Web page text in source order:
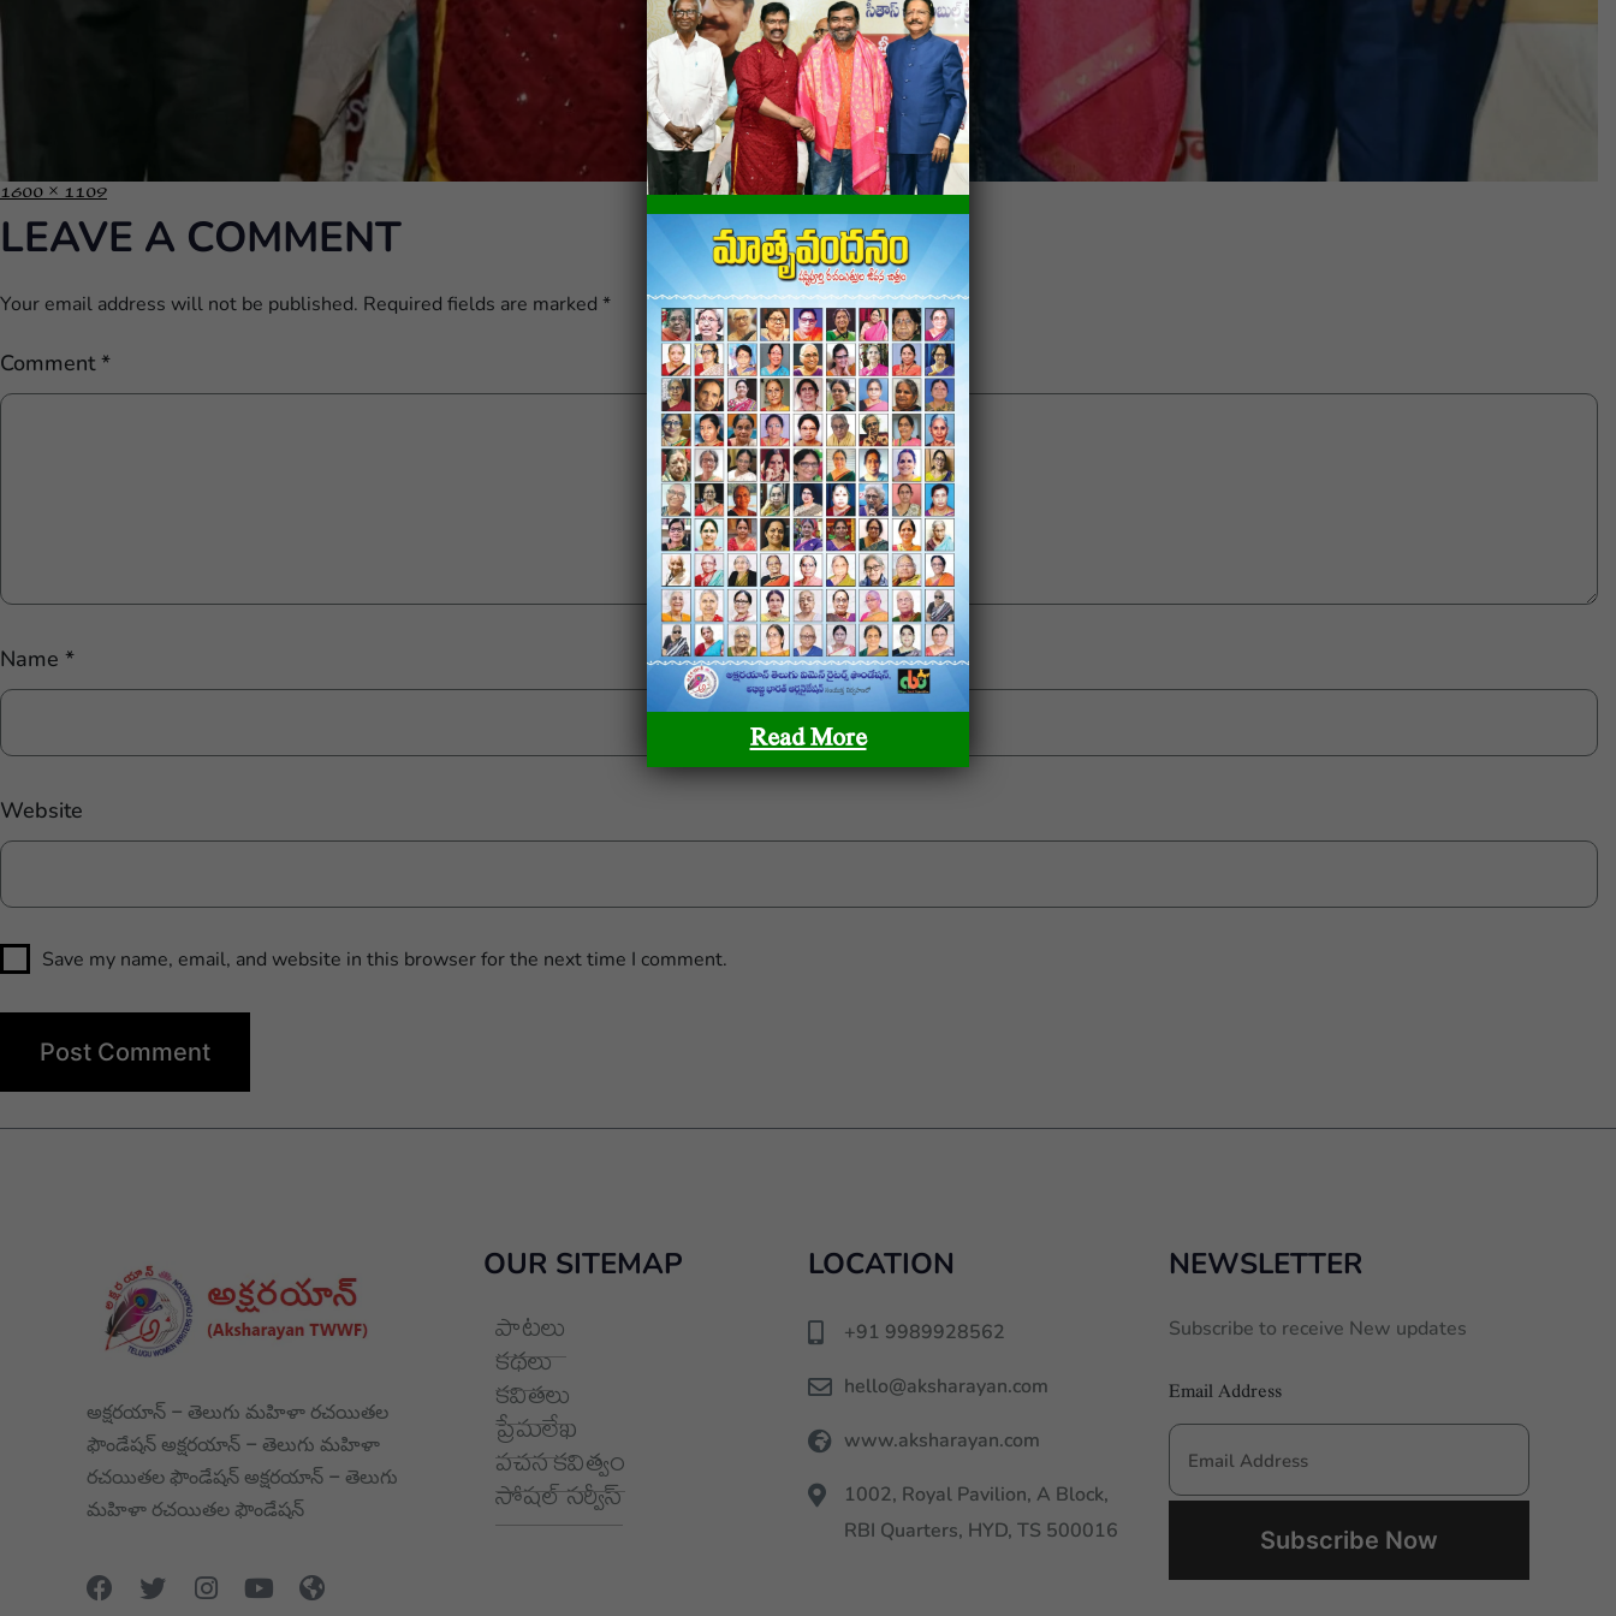
1600 × 1109
LEAVE A COMMENT
Your email address will not be published. Required fields are marked *
Comment*
Name * Email*
Website
Save my name, email, and website in this browser for the next time I comment.
అక్షరయాన్ – తెలుగు మహిళా రచయితల
ఫౌండేషన్ అక్షరయాన్ – తెలుగు మహిళా
రచయితల ఫౌండేషన్ అక్షరయాన్ – తెలుగు
మహిళా రచయితల ఫౌండేషన్
OUR SITEMAP
పాటలు
కథలు
కవితలు
ప్రేమలేఖ
వచన కవిత్వం
సోషల్ సర్వీస్
LOCATION
+91 9989928562
hello@aksharayan.com
www.aksharayan.com
1002, Royal Pavilion, A Block,
RBI Quarters, HYD, TS 500016
NEWSLETTER
Subscribe to receive New updates
Email Address
Read More